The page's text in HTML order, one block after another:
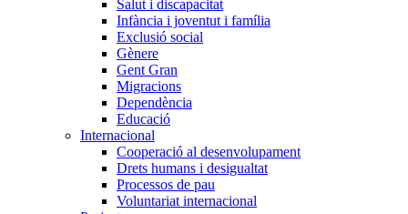
Salut i discapacitat
Infància i joventut i família
Exclusió social
Gènere
Gent Gran
Migracions
Dependència
Educació
Internacional
Cooperació al desenvolupament
Drets humans i desigualtat
Processos de pau
Voluntariat internacional